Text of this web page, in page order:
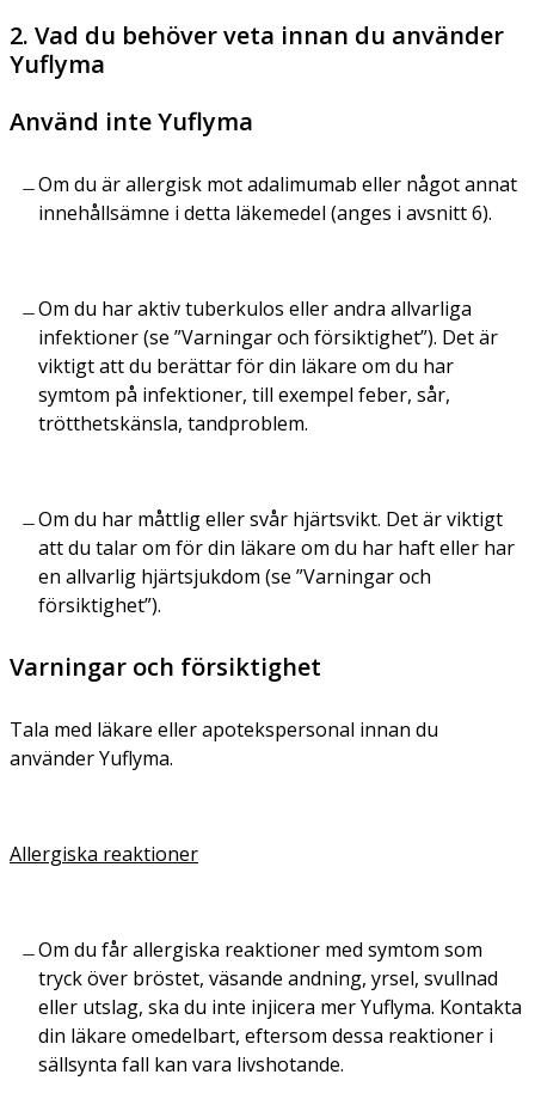
2. Vad du behöver veta innan du använder
Yuflyma
Använd inte Yuflyma
Om du är allergisk mot adalimumab eller något annat
innehållsämne i detta läkemedel (anges i avsnitt 6).
Om du har aktiv tuberkulos eller andra allvarliga
infektioner (se ”Varningar och försiktighet”). Det är
viktigt att du berättar för din läkare om du har
symtom på infektioner, till exempel feber, sår,
trötthetskänsla, tandproblem.
Om du har måttlig eller svår hjärtsvikt. Det är viktigt
att du talar om för din läkare om du har haft eller har
en allvarlig hjärtsjukdom (se ”Varningar och
försiktighet”).
Varningar och försiktighet
Tala med läkare eller apotekspersonal innan du
använder Yuflyma.
Allergiska reaktioner
Om du får allergiska reaktioner med symtom som
tryck över bröstet, väsande andning, yrsel, svullnad
eller utslag, ska du inte injicera mer Yuflyma. Kontakta
din läkare omedelbart, eftersom dessa reaktioner i
sällsynta fall kan vara livshotande.